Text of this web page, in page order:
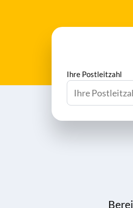
Ihre Postleitzahl